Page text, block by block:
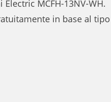
MCFH-13NV-WH.
in base al